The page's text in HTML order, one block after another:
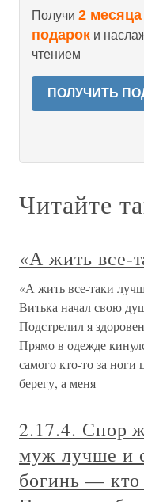
Получи 2
подарок и
чтением
ПОЛУЧИТЬ
Читайте
«А жить все-
«А жить все-таки
Витька начал свою
Подстрелил я
Прямо в одежде
самого кто-то за
берегу, а меня
2.17.4. Спор
муж лучше и
богинь —